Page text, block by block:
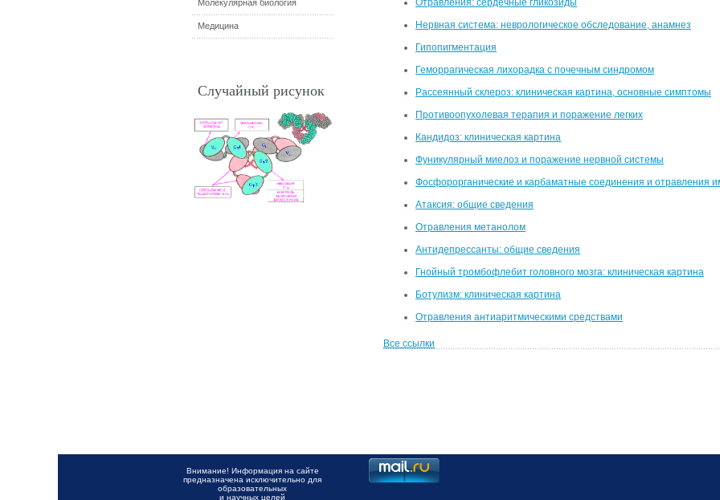
Отравления: сердечные гликозиды
Нервная система: неврологическое обследование, анамнез
Гипопигментация
Геморрагическая лихорадка с почечным синдромом
Рассеянный склероз: клиническая картина, основные симптомы
Противоопухолевая терапия и поражение легких
Кандидоз: клиническая картина
Фуникулярный миелоз и поражение нервной системы
Фосфорорганические и карбаматные соединения и отравления
Атаксия: общие сведения
Отравления метанолом
Антидепрессанты: общие сведения
Гнойный тромбофлебит головного мозга: клиническая картина
Ботулизм: клиническая картина
Отравления антиаритмическими средствами
Все ссылки
Молекулярная биология
Медицина
Случайный рисунок
Внимание! Информация на сайте
предназначена исключительно для
образовательных
и научных целей